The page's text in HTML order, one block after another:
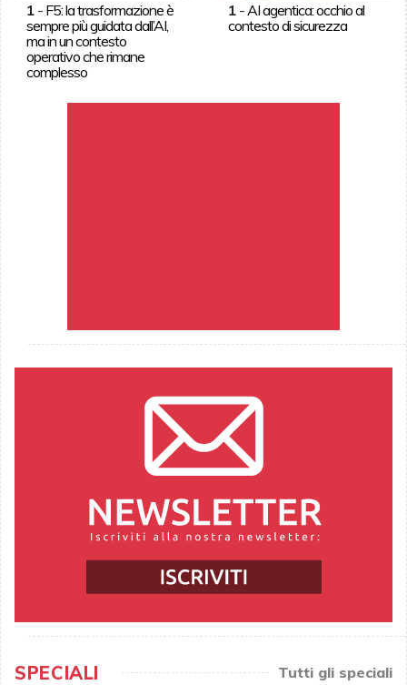
1- F5: la trasformazione è
sempre più guidata dall’AI,
ma in un contesto
operativo che rimane
complesso
1 -AI agentica: occhio al
contesto di sicurezza
SPECIALI Tutti gli speciali